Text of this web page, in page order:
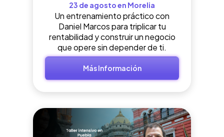
23 de agosto en Morelia
Un entrenamiento práctico con
Daniel Marcos para triplicar tu
rentabilidad y construir un negocio
que opere sin depender de ti.
Más Información